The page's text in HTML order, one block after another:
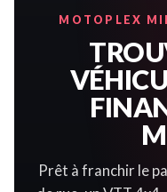
MOTOPLEX
Prêt à franchir le